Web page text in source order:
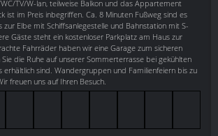
TV/W-lan, teilweise Balkon und das Appartement
ist im Preis inbegriffen. Ca. 8 Minuten Fußweg sind es
zur Elbe mit Schiffsanlegestelle und Bahnstation mit S-
Gäste steht ein kostenloser Parkplatz am Haus zur
Fahrräder haben wir eine Garage zum sicheren
die Ruhe auf unserer Sommerterrasse bei gekühlten
erhältlich sind. Wandergruppen und Familienfeiern bis zu
freuen uns auf Ihren Besuch.